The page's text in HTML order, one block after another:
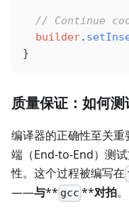
// Continue
  builder
.
}
质量保证：如何
编译器的正确性至关重
端（End-to-End）测
性。这个过程被编写在
——与** gcc **对拍。